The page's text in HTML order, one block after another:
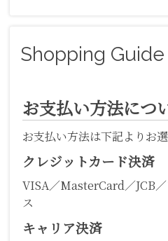
Shopping Guide
お支払い方法につ
お支払い方法は下記よりお選
クレジットカード決済
VISA／MasterCard／JCB／
ス
キャリア決済